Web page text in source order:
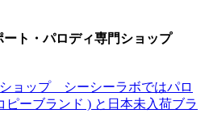
ト・パロディ専門ショップ